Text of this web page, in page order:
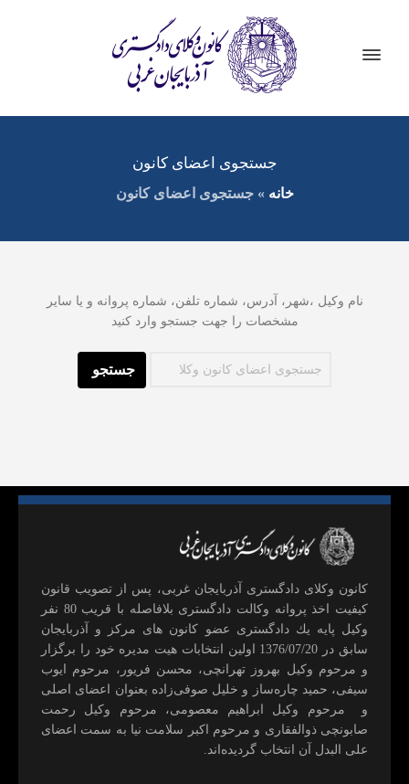
جستجوی اعضای کانون
خانه »جستجوی اعضای کانون
نام وکیل ،شهر، آدرس، شماره تلفن، شماره پروانه و یا سایر
مشخصات را جهت جستجو وارد کنید
كانون وكلای دادگستری آذربايجان غربی، پس از تصويب قانون
كيفيت اخذ پروانه وكالت دادگستری بلافاصله با قريب 80 نفر
وكيل پايه يك دادگستری عضو كانون های مركز و آذربايجان
سابق در 1376/07/20 اولين انتخابات هيت مديره خود را برگزار
و مرحوم وکیل بهروز تهرانچی، محسن فريور، مرحوم ايوب
سيفی، حميد چاره‌ساز و خليل صوفی‌زاده بعنوان اعضای اصلی
و مرحوم وکیل ابراهيم معصومی، مرحوم وکیل رحمت
صابونچی ذوالفقاری و مرحوم اكبر سلامت نيا به سمت اعضای
علی البدل آن انتخاب گرديده‌اند.